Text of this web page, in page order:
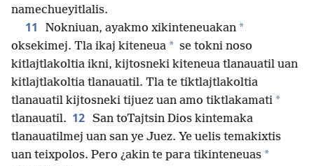
namechueyitlalis.
11 Nokniuan, ayakmo xikinteneuakan *
oksekimej. Tla ikaj kiteneua * se tokni noso
kitlajtlakoltia ikni, kijtosneki kiteneua tlanauatil uan
kitlajtlakoltia tlanauatil. Tla te tiktlajtlakoltia
tlanauatil kijtosneki tijuez uan amo tiktlakamati *
tlanauatil. 12 San toTajtsin Dios kintemaka
tlanauatilmej uan san ye Juez. Ye uelis temakixtis
uan teixpolos. Pero ¿akin te para tikinteneuas *